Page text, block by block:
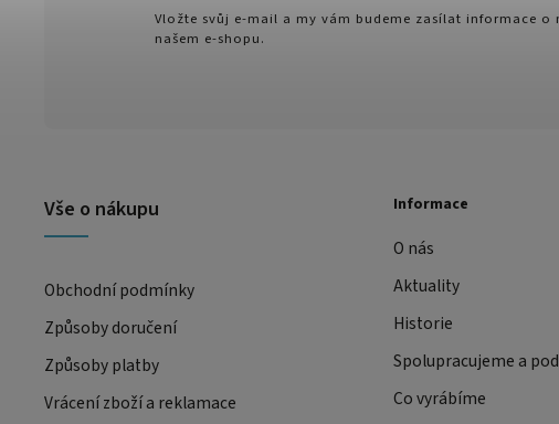
Vše o nákupu
Obchodní podmínky
Způsoby doručení
Způsoby platby
Vrácení zboží a reklamace
Informace
O nás
Aktuality
Historie
Spolupracujeme a
Co vyrábíme
Vložte svůj e-mail a my vám budeme zasílat informace o
našem e-shopu.